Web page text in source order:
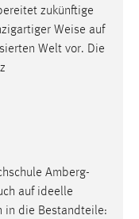
zukünftige
Weise auf
Welt vor. Die
Amberg-
auf ideelle
in die Bestandteile: